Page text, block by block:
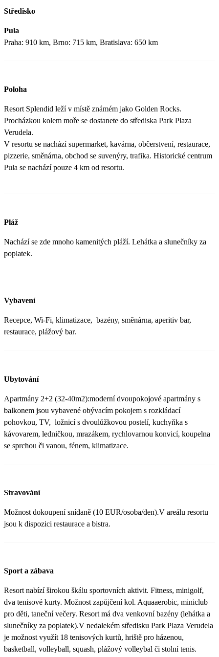
Středisko
Pula
Praha: 910 km, Brno: 715 km, Bratislava: 650 km
Poloha
Resort Splendid leží v místě známém jako Golden Rocks.
Procházkou kolem moře se dostanete do střediska Park Plaza
Verudela.
V resortu se nachází supermarket, kavárna, občerstvení, restaurace,
pizzerie, směnárna, obchod se suvenýry, trafika. Historické centrum
Pula se nachází pouze 4 km od resortu.
Pláž
Nachází se zde mnoho kamenitých pláží. Lehátka a slunečníky za
poplatek.
Vybavení
Recepce, Wi-Fi, klimatizace, bazény, směnárna, aperitiv bar,
restaurace, plážový bar.
Ubytování
Apartmány 2+2 (32-40m2):moderní dvoupokojové apartmány s
balkonem jsou vybavené obývacím pokojem s rozkládací
pohovkou, TV, ložnicí s dvoulůžkovou postelí, kuchyňka s
kávovarem, ledničkou, mrazákem, rychlovarnou konvicí, koupelna
se sprchou či vanou, fénem, klimatizace.
Stravování
Možnost dokoupení snídaně (10 EUR/osoba/den).V areálu resortu
jsou k dispozici restaurace a bistra.
Sport a zábava
Resort nabízí širokou škálu sportovních aktivit. Fitness, minigolf,
dva tenisové kurty. Možnost zapůjčení kol. Aquaaerobic, miniclub
pro děti, taneční večery. Resort má dva venkovní bazény (lehátka a
slunečníky za poplatek).V nedalekém středisku Park Plaza Verudela
je možnost využít 18 tenisových kurtů, hriště pro házenou,
basketball, volleyball, squash, plážový volleybal či stolní tenis.